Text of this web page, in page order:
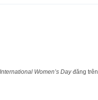
International Women’s Dayđăng